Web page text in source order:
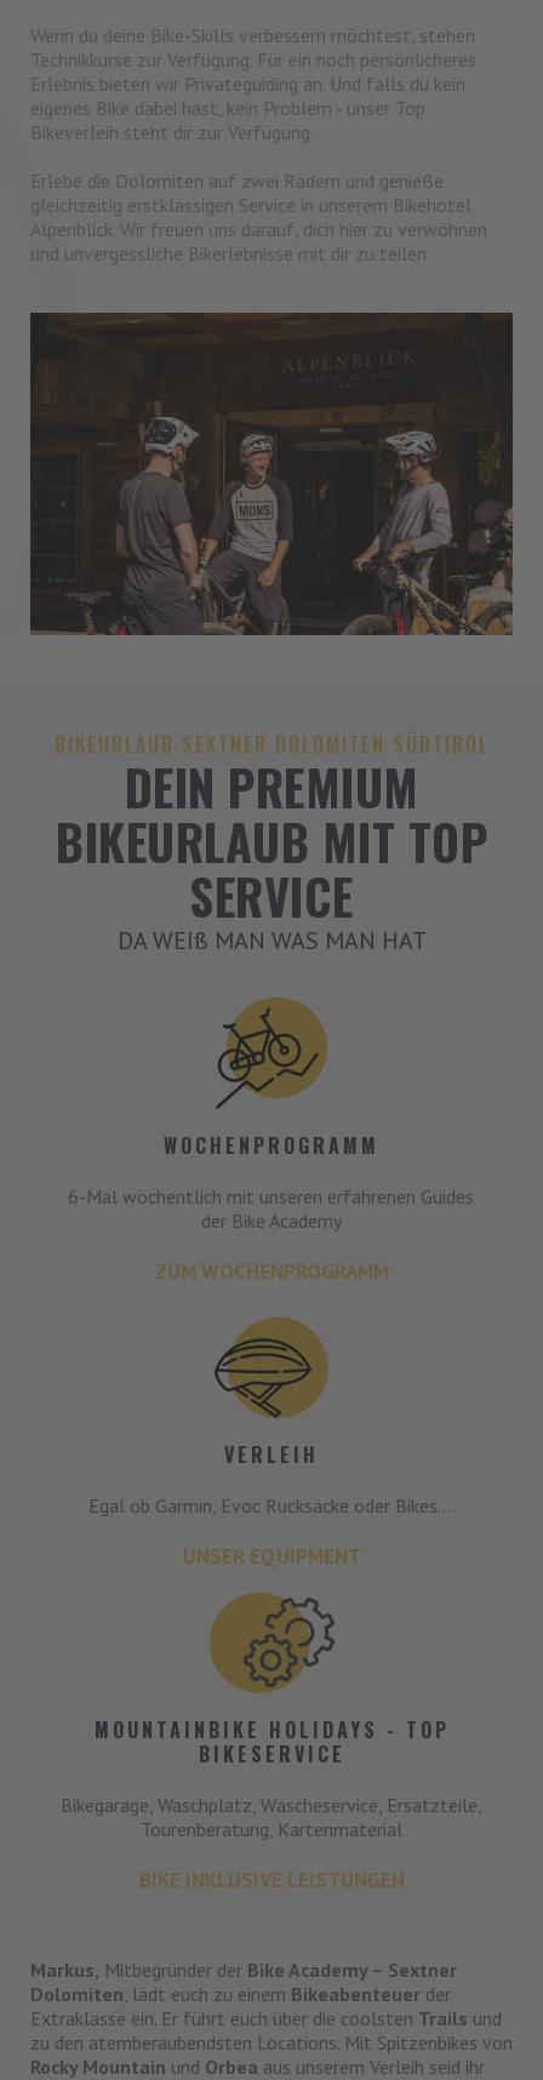
Wenn du deine Bike-Skills verbessern möchtest, stehen
Technikkurse zur Verfügung. Für ein noch persönlicheres
Erlebnis bieten wir Privateguiding an. Und falls du kein
eigenes Bike dabei hast, kein Problem - unser Top
Bikeverleih steht dir zur Verfügung.
Erlebe die Dolomiten auf zwei Rädern und genieße
gleichzeitig erstklassigen Service in unserem Bikehotel
Alpenblick. Wir freuen uns darauf, dich hier zu verwöhnen
und unvergessliche Bikerlebnisse mit dir zu teilen
BIKEURLAUB SEXTNER DOLOMITEN SÜDTIROL
DEIN PREMIUM
BIKEURLAUB MIT TOP
SERVICE
DA WEIß MAN WAS MAN HAT
WOCHENPROGRAMM
6-Mal wöchentlich mit unseren erfahrenen Guides
der Bike Academy
ZUM WOCHENPROGRAMM
VERLEIH
Egal ob Garmin, Evoc Rucksäcke oder Bikes...
UNSER EQUIPMENT
MOUNTAINBIKE HOLIDAYS - TOP
BIKESERVICE
Bikegarage, Waschplatz, Wäscheservice, Ersatzteile,
Tourenberatung, Kartenmaterial
BIKE INKLUSIVE LEISTUNGEN
Markus, Mitbegründer der Bike Academy – Sextner
Dolomiten, lädt euch zu einem Bikeabenteuer der
Extraklasse ein. Er führt euch über die coolsten Trails und
zu den atemberaubendsten Locations. Mit Spitzenbikes von
Rocky Mountain und Orbea aus unserem Verleih seid ihr